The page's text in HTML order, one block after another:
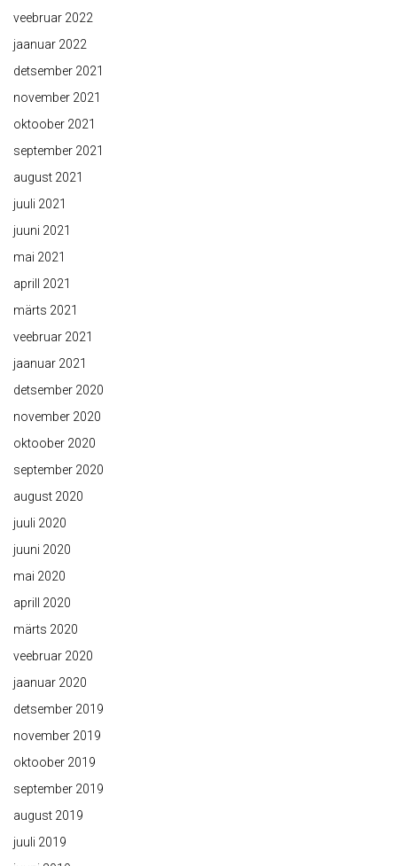
veebruar 2022
jaanuar 2022
detsember 2021
november 2021
oktoober 2021
september 2021
august 2021
juuli 2021
juuni 2021
mai 2021
aprill 2021
märts 2021
veebruar 2021
jaanuar 2021
detsember 2020
november 2020
oktoober 2020
september 2020
august 2020
juuli 2020
juuni 2020
mai 2020
aprill 2020
märts 2020
veebruar 2020
jaanuar 2020
detsember 2019
november 2019
oktoober 2019
september 2019
august 2019
juuli 2019